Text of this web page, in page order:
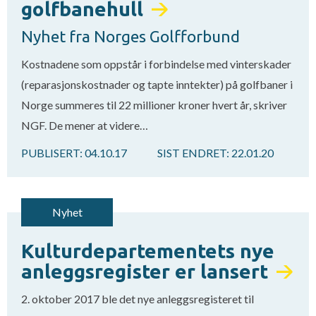
golfbanehull
Nyhet fra Norges Golfforbund
Kostnadene som oppstår i forbindelse med vinterskader
(reparasjonskostnader og tapte inntekter) på golfbaner i
Norge summeres til 22 millioner kroner hvert år, skriver
NGF. De mener at videre…
PUBLISERT: 04.10.17 SIST ENDRET: 22.01.20
Nyhet
Kulturdepartementets nye
anleggsregister er lansert
2. oktober 2017 ble det nye anleggsregisteret til